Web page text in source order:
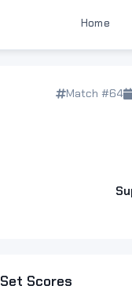
Home
Match #64
Set Scores